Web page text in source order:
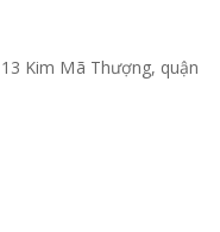
Kim Mã Thượng, quận